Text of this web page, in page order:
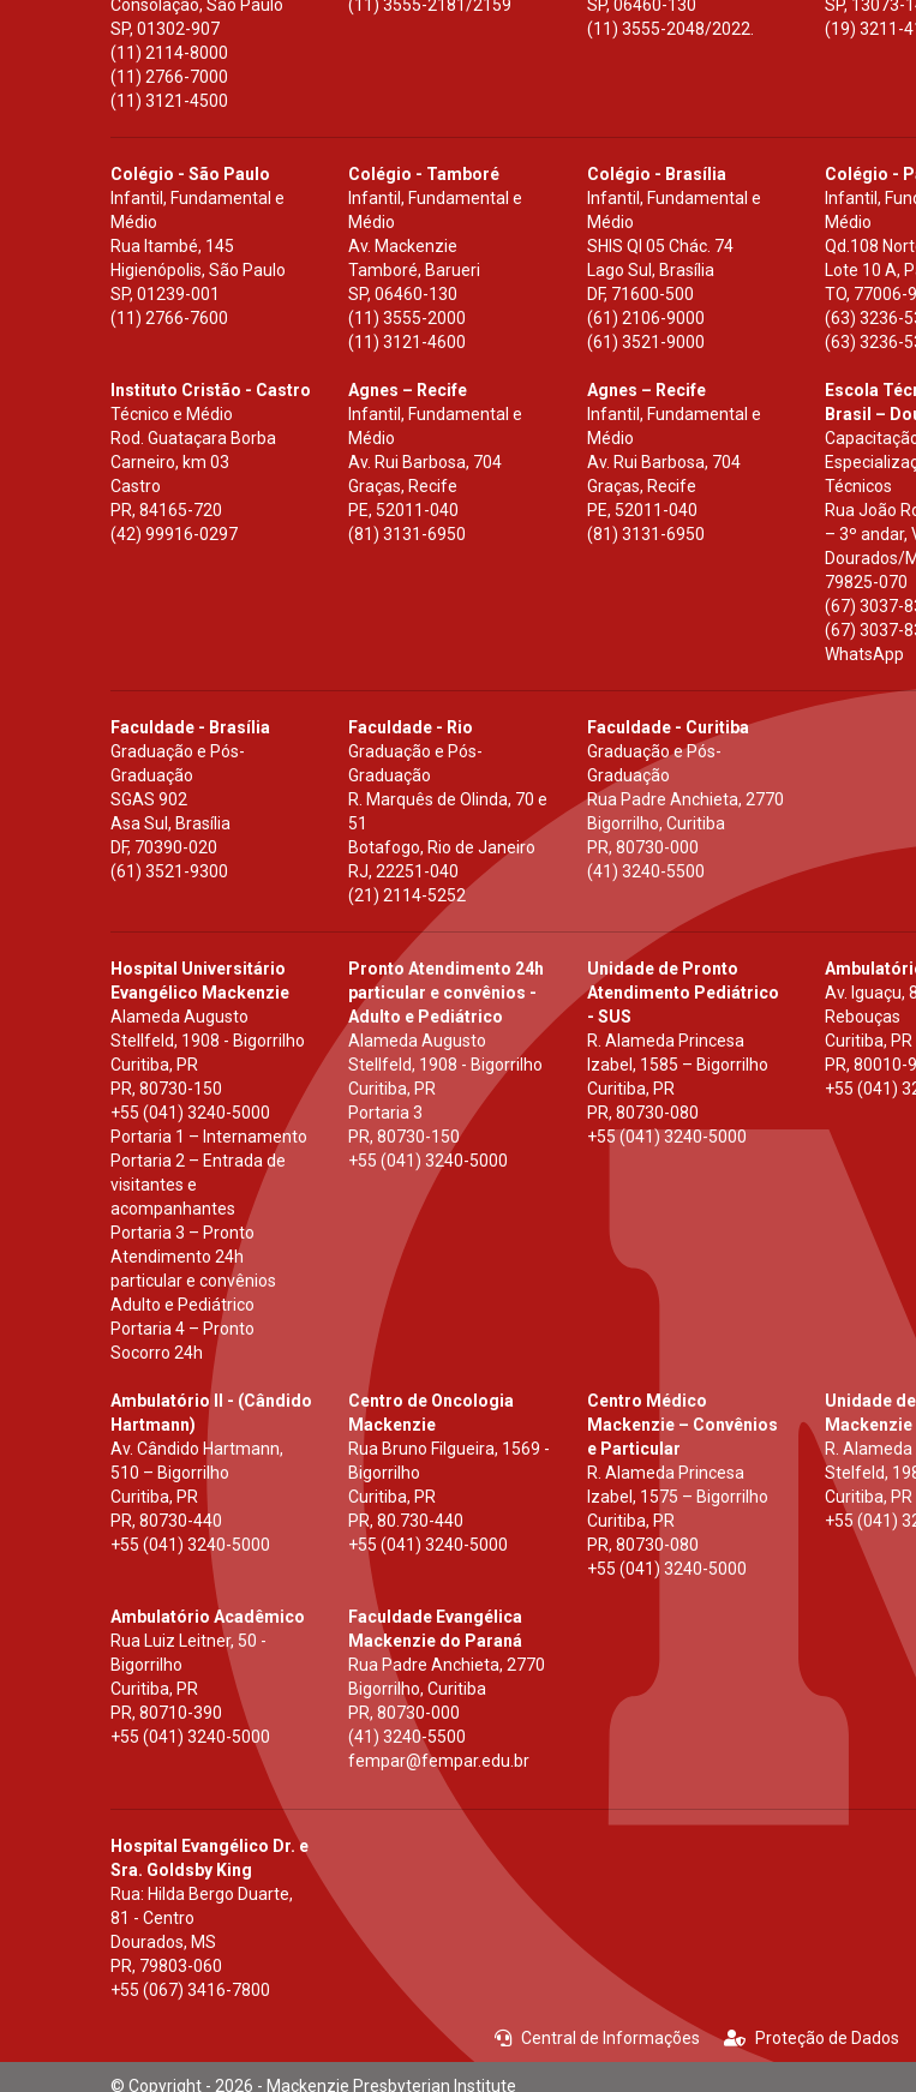
Consolação, São Paulo
SP, 01302-907
(11) 2114-8000
(11) 2766-7000
(11) 3121-4500
(11) 3555-2181/2159
SP, 06460-130
(11) 3555-2048/2022.
SP, 13073-
(19) 3211-
Colégio - São Paulo
Infantil, Fundamental e
Médio
Rua Itambé, 145
Higienópolis, São Paulo
SP, 01239-001
(11) 2766-7600
Colégio - Tamboré
Infantil, Fundamental e
Médio
Av. Mackenzie
Tamboré, Barueri
SP,06460-130
(11) 3555-2000
(11) 3121-4600
Colégio - Brasília
Infantil, Fundamental e
Médio
SHIS Ql 05 Chác. 74
Lago Sul, Brasília
DF, 71600-500
(61) 2106-9000
(61) 3521-9000
Colégio -
Infantil,
Médio
Qd.108
Lote 10 A,
TO, 77006-
(63) 3236-
(63) 3236-
Instituto Cristão - Castro
Técnico e Médio
Rod. Guataçara Borba
Carneiro, km 03
Castro
PR, 84165-720
(42) 99916-0297
Agnes – Recife
Infantil, Fundamental e
Médio
Av. Rui Barbosa, 704
Graças, Recife
PE, 52011-040
(81) 3131-6950
Agnes – Recife
Infantil, Fundamental e
Médio
Av. Rui Barbosa, 704
Graças, Recife
PE, 52011-040
(81) 3131-6950
Escola
Brasil –
Técnicos
Rua João
– 3º andar,
Dourados/
79825-070
(67) 3037-
(67) 3037-
WhatsApp
Faculdade - Brasília
Graduação e Pós-
Graduação
SGAS 902
Asa Sul, Brasília
DF, 70390-020
(61) 3521-9300
Faculdade - Rio
Graduação e Pós-
Graduação
R. Marquês de Olinda, 70 e
51
Botafogo, Rio de Janeiro
RJ,22251-040
(21) 2114-5252
Faculdade - Curitiba
Graduação e Pós-
Graduação
Rua Padre Anchieta, 2770
Bigorrilho, Curitiba
PR, 80730-000
(41) 3240-5500
Hospital Universitário
Evangélico Mackenzie
Alameda Augusto
Stellfeld, 1908 - Bigorrilho
Curitiba, PR
PR, 80730-150
+55 (041) 3240-5000
Portaria 1 – Internamento
Portaria 2 – Entrada de
visitantes e
acompanhantes
Portaria 3 – Pronto
Atendimento 24h
particular e convênios
Adulto e Pediátrico
Portaria 4 – Pronto
Socorro 24h
Pronto Atendimento 24h
particular e convênios -
Adulto e Pediátrico
Alameda Augusto
Stellfeld, 1908 - Bigorrilho
Curitiba, PR
Portaria 3
PR,80730-150
+55 (041) 3240-5000
Unidade de Pronto
Atendimento Pediátrico
- SUS
R. Alameda Princesa
Izabel, 1585 – Bigorrilho
Curitiba, PR
PR, 80730-080
+55 (041) 3240-5000
Av. Iguaçu,
Rebouças
Curitiba, PR
PR, 80010-
+55 (041)
Ambulatório II - (Cândido
Hartmann)
Av. Cândido Hartmann,
510 – Bigorrilho
Curitiba, PR
PR, 80730-440
+55 (041) 3240-5000
Centro de Oncologia
Mackenzie
Rua Bruno Filgueira, 1569 -
Bigorrilho
Curitiba, PR
PR,80.730-440
+55 (041) 3240-5000
Centro Médico
Mackenzie – Convênios
e Particular
R. Alameda Princesa
Izabel, 1575 – Bigorrilho
Curitiba, PR
PR, 80730-080
+55 (041) 3240-5000
Unidade
Mackenzie
R.
Stelfeld,
Curitiba, PR
+55 (041)
Ambulatório Acadêmico
Rua Luiz Leitner, 50 -
Bigorrilho
Curitiba, PR
PR, 80710-390
+55 (041) 3240-5000
Faculdade Evangélica
Mackenzie do Paraná
Rua Padre Anchieta, 2770
Bigorrilho, Curitiba
PR,80730-000
(41) 3240-5500
fempar@fempar.edu.br
Hospital Evangélico Dr. e
Sra. Goldsby King
Rua: Hilda Bergo Duarte,
81 - Centro
Dourados, MS
PR, 79803-060
+55 (067) 3416-7800
Central de Informações Proteção de Dados
© Copyright - 2026 - Mackenzie Presbyterian Institute